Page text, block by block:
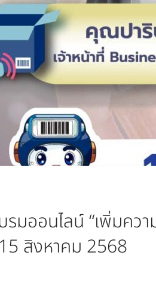
ออนไลน์ “เพิ่มควา
สิงหาคม 2568